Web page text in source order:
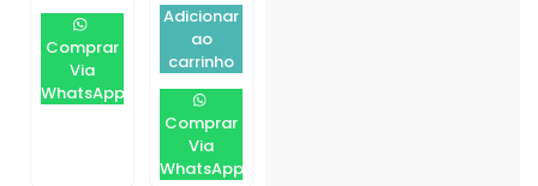
Comprar
Via
WhatsApp
Adicionar
ao
carrinho
Comprar
Via
WhatsApp